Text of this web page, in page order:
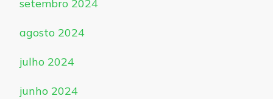
setembro 2024
agosto 2024
julho 2024
junho 2024